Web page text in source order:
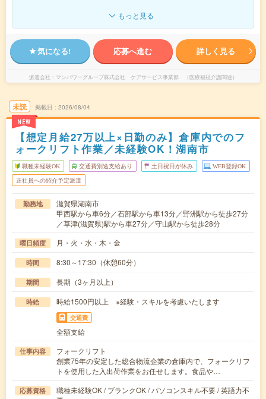
もっと見る
気になる! 応募へ進む 詳しく見る
派遣会社 マンパワーグループ株式会社 ケアサービス事業部 （医療福祉介護関連）
未読
NEW
掲載日 2026/08/04
【想定月給27万以上×日勤のみ】倉庫内でのフ
ォークリフト作業／未経験OK！湖南市
職種未経験OK 交通費別途支給あり 土日祝日が休み WEB登録OK
正社員への紹介予定派遣
勤務地
滋賀県湖南市
甲西駅から車6分／石部駅から車13分／野洲駅から徒歩27分
／草津(滋賀県)駅から車27分／守山駅から徒歩28分
曜日頻度 月・火・水・木・金
時間 8:30～17:30（休憩60分）
期間 長期（3ヶ月以上）
時給 時給1500円以上 ※経験・スキルを考慮いたします
交通費
全額支給
仕事内容
フォークリフト
創業75年の安定した総合物流企業の倉庫内で、フォークリフ
トを使用した入出荷作業をお任せします。食品や…
応募資格
職種未経験OK / ブランクOK / パソコンスキル不要 / 英語力不